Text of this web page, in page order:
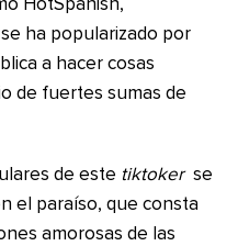
HotSpanish,
ha popularizado por
a hacer cosas
de fuertes sumas de
de este tiktoker se
el paraíso, que consta
amorosas de las